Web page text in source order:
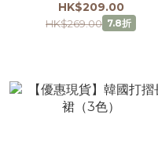
HK$209.00
HK$269.00 7.8折